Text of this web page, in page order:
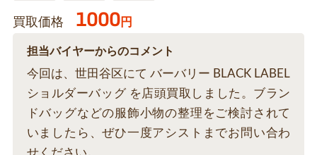
買取価格 1000円
担当バイヤーからのコメント
今回は、世田谷区にて バーバリー BLACK LABEL
ショルダーバッグ を店頭買取しました。ブラン
ドバッグなどの服飾小物の整理をご検討されて
いましたら、ぜひ一度アシストまでお問い合わ